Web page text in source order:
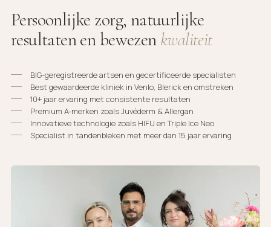
Persoonlijke zorg, natuurlijke
resultaten en bewezen kwaliteit
BIG-geregistreerde artsen en gecertificeerde specialisten
Best gewaardeerde kliniek in Venlo, Blerick en omstreken
10+ jaar ervaring met consistente resultaten
Premium A-merken zoals Juvéderm & Allergan
Innovatieve technologie zoals HIFU en Triple Ice Neo
Specialist in tandenbleken met meer dan 15 jaar ervaring